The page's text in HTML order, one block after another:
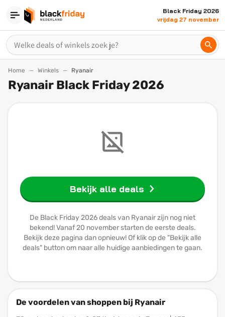
Black Friday 2026
vrijdag 27 november
Home Winkels Ryanair
Ryanair Black Friday 2026
Bekijk alle deals
De Black Friday 2026 deals van Ryanair zijn nog niet
bekend! Vanaf 20 november starten de eerste deals.
Bekijk deze pagina dan opnieuw! Of klik op de "Bekijk alle
deals" button om naar alle huidige aanbiedingen te gaan.
De voordelen van shoppen bij Ryanair